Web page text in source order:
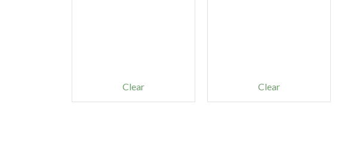
Clear Clear